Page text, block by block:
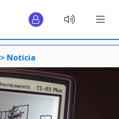
Noticia